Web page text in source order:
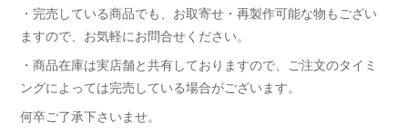
・完売している商品でも、お取寄せ・再製作可能な物もござい
ますので、お気軽にお問合せください。
・商品在庫は実店舗と共有しておりますので、ご注文のタイミ
ングによっては完売している場合がございます。
何卒ご了承下さいませ。